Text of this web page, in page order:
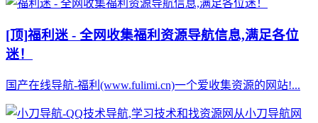
[顶]福利迷 - 全网收集福利资源导航信息,满足各位
迷！
国产在线导航-福利(www.fulimi.cn)一个爱收集资源的网站!...